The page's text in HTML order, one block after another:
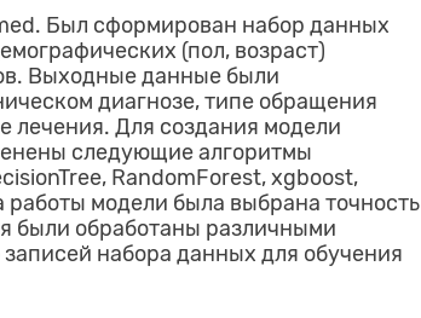
Был сформирован набор данных
(пол, возраст)
Выходные данные были
диагнозе, типе обращения
лечения. Для создания модели
следующие алгоритмы
RandomForest, xgboost,
работы модели была выбрана точность
были обработаны различными
набора данных для обучения